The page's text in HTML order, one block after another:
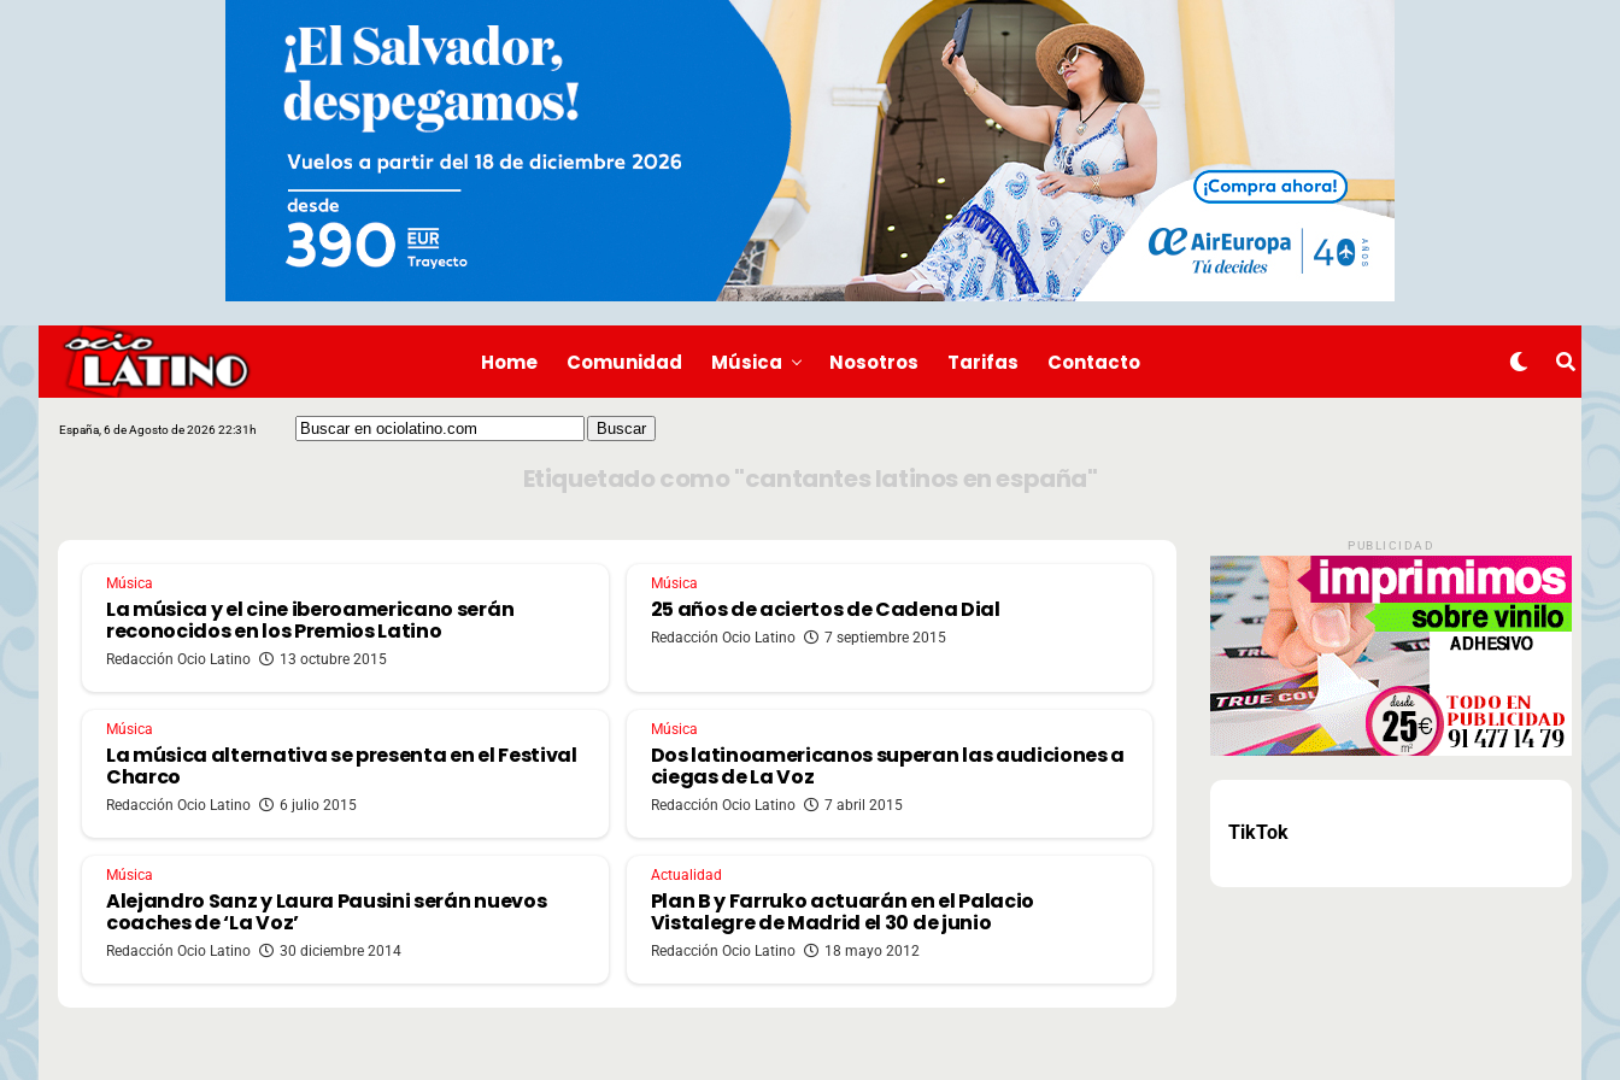
Home Comunidad Música Nosotros Tarifas Contacto
España, 6 de Agosto de 2026 22:31h
Etiquetado como "cantantes latinos en españa"
Música
La música y el cine iberoamericano serán
reconocidos en los Premios Latino
Redacción Ocio Latino 13 octubre 2015
Música
25 años de aciertos de Cadena Dial
Redacción Ocio Latino 7 septiembre 2015
Música
La música alternativa se presenta en el Festival
Charco
Redacción Ocio Latino 6 julio 2015
Música
Dos latinoamericanos superan las audiciones a
ciegas de La Voz
Redacción Ocio Latino 7 abril 2015
Música
Alejandro Sanz y Laura Pausini serán nuevos
coaches de ‘La Voz’
Redacción Ocio Latino 30 diciembre 2014
Actualidad
Plan B y Farruko actuarán en el Palacio
Vistalegre de Madrid el 30 de junio
Redacción Ocio Latino 18 mayo 2012
PUBLICIDAD
TikTok